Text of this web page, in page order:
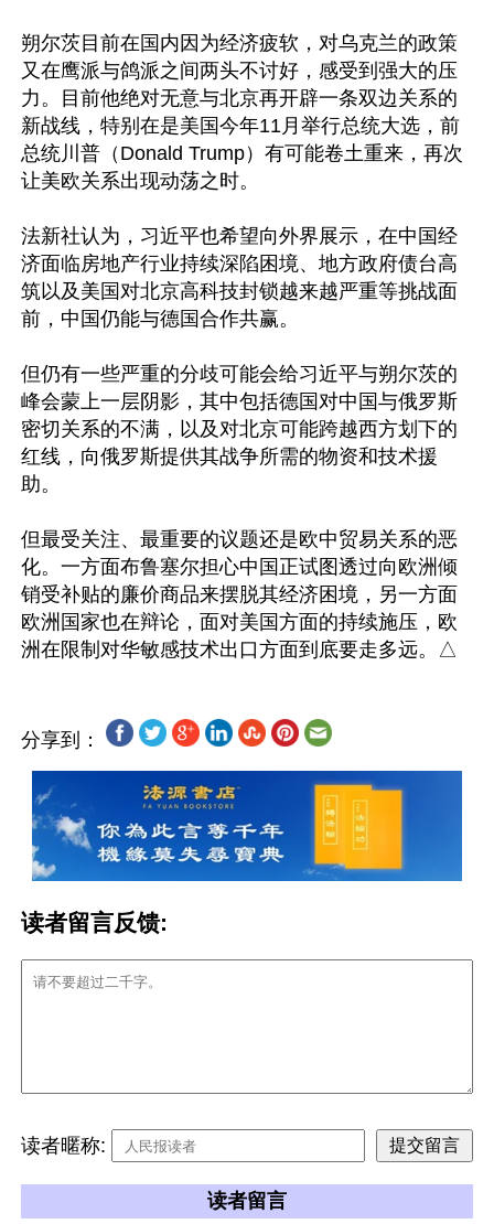
朔尔茨目前在国内因为经济疲软，对乌克兰的政策
又在鹰派与鸽派之间两头不讨好，感受到强大的压
力。目前他绝对无意与北京再开辟一条双边关系的
新战线，特别在是美国今年11月举行总统大选，前
总统川普（Donald Trump）有可能卷土重来，再次
让美欧关系出现动荡之时。
法新社认为，习近平也希望向外界展示，在中国经
济面临房地产行业持续深陷困境、地方政府债台高
筑以及美国对北京高科技封锁越来越严重等挑战面
前，中国仍能与德国合作共赢。
但仍有一些严重的分歧可能会给习近平与朔尔茨的
峰会蒙上一层阴影，其中包括德国对中国与俄罗斯
密切关系的不满，以及对北京可能跨越西方划下的
红线，向俄罗斯提供其战争所需的物资和技术援
助。
但最受关注、最重要的议题还是欧中贸易关系的恶
化。一方面布鲁塞尔担心中国正试图透过向欧洲倾
销受补贴的廉价商品来摆脱其经济困境，另一方面
欧洲国家也在辩论，面对美国方面的持续施压，欧
分享到：
读者留言反馈:
读者暱称:
读者留言